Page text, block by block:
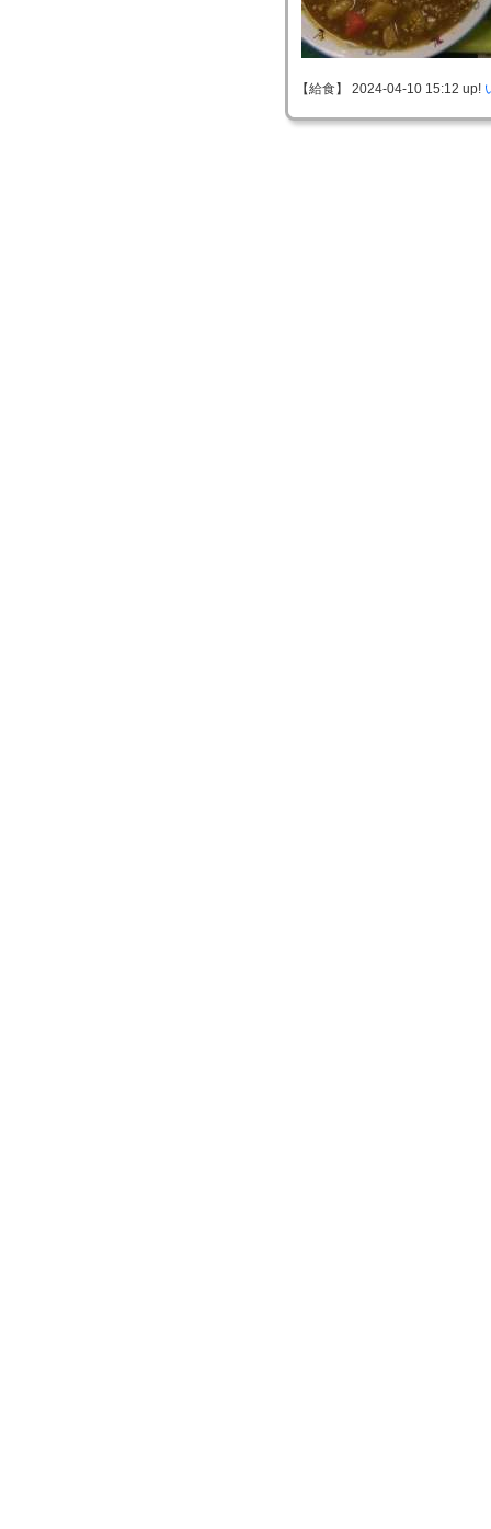
【給食】 2024-04-10 15:12 up!